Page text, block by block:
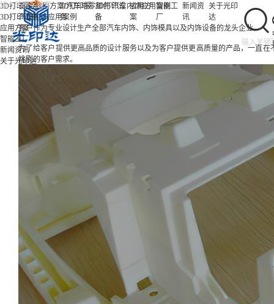
3D打印服
务
3D打印设
备
应用方
案
智能工
厂
新闻资
讯
关于光印
达
3D打印服务
3D打印设备
应用方案
智能工厂
新闻资讯
关于光印达
首页/应用方案/汽车与零部件/汽车内饰应用案例
汽车内饰应用案例
客户作为专业设计生产全部汽车内饰、内饰模具以及内饰设备的龙头企业。
为了给客户提供更高品质的设计服务以及为客户提供更高质量的产品，一直
挑剔的客户需求。